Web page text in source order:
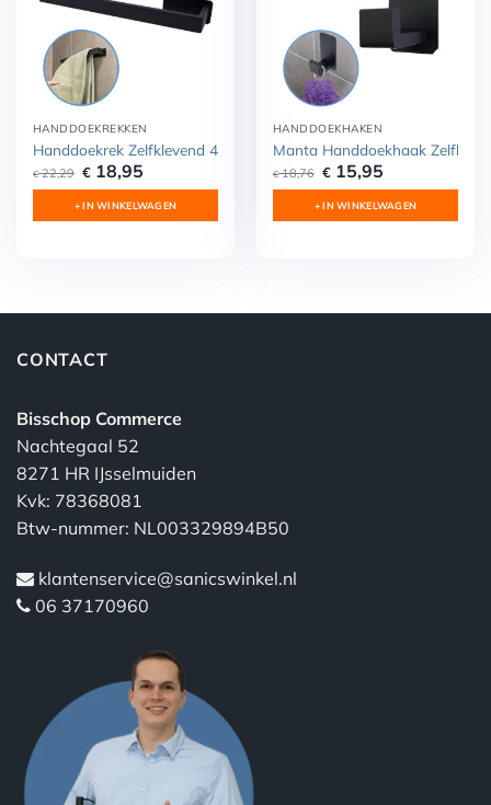
HANDDOEKREKKEN
Handdoekrek Zelfklevend 40 cm RVS
€22,29 Oorspronkelijke
prijs
€ 22,29.
€ 18,95
€ 18,95.
+ IN WINKELWAGEN
HANDDOEKHAKEN
Manta Handdoekhaak
€18,76 Oorspronkelijke
prijs
€ 18,76.
€ 15,95
€ 15,95.
+ IN WINKELWAGEN
CONTACT
Bisschop Commerce
Nachtegaal 52
8271 HR IJsselmuiden
Kvk: 78368081
Btw-nummer: NL003329894B50
klantenservice@sanicswinkel.nl
06 37170960